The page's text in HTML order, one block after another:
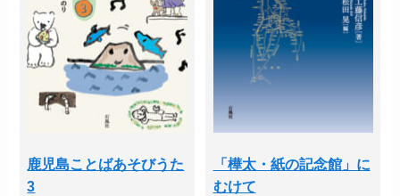
鹿児島ことばあそびうた
3
「樺太・紙の記念館」に
むけて